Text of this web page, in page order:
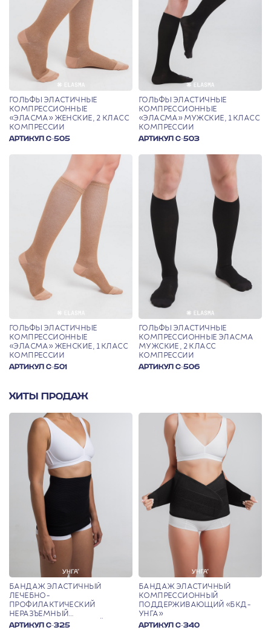
ГОЛЬФЫ ЭЛАСТИЧНЫЕ
КОМПРЕССИОННЫЕ
«ЭЛАСМА» ЖЕНСКИЕ, 2 КЛАСС
КОМПРЕССИИ
АРТИКУЛ С-505
ГОЛЬФЫ ЭЛАСТИЧНЫЕ
КОМПРЕССИОННЫЕ
«ЭЛАСМА» МУЖСКИЕ, 1 КЛАСС
КОМПРЕССИИ
АРТИКУЛ С-503
ГОЛЬФЫ ЭЛАСТИЧНЫЕ
КОМПРЕССИОННЫЕ
«ЭЛАСМА» ЖЕНСКИЕ, 1 КЛАСС
КОМПРЕССИИ
АРТИКУЛ С-501
ГОЛЬФЫ ЭЛАСТИЧНЫЕ
КОМПРЕССИОННЫЕ ЭЛАСМА
МУЖСКИЕ, 2 КЛАСС
КОМПРЕССИИ
АРТИКУЛ С-506
ХИТЫ ПРОДАЖ
БАНДАЖ ЭЛАСТИЧНЫЙ
ЛЕЧЕБНО-
ПРОФИЛАКТИЧЕСКИЙ
НЕРАЗЪЕМНЫЙ
ПОСЛЕОПЕРАЦИОННЫЙ
АРТИКУЛ С-325
БАНДАЖ ЭЛАСТИЧНЫЙ
КОМПРЕССИОННЫЙ
ПОДДЕРЖИВАЮЩИЙ «БКД-
УНГА»
АРТИКУЛ С-340